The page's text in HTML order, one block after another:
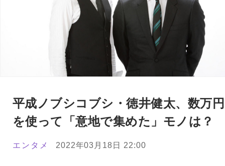
平成ノブシコブシ・徳井健太、数万円
を使って「意地で集めた」モノは？
エンタメ 2022年03月18日 22:00